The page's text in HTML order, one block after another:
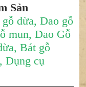
Sản
dừa, Dao gỗ
mun, Dao Gỗ
, Bát gỗ
Dụng cụ